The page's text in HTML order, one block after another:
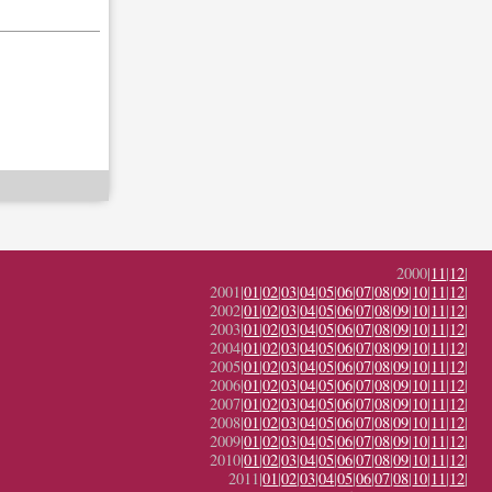
2000|11|12|
2001|01|02|03|04|05|06|07|08|09|10|11|12|
2002|01|02|03|04|05|06|07|08|09|10|11|12|
2003|01|02|03|04|05|06|07|08|09|10|11|12|
2004|01|02|03|04|05|06|07|08|09|10|11|12|
2005|01|02|03|04|05|06|07|08|09|10|11|12|
2006|01|02|03|04|05|06|07|08|09|10|11|12|
2007|01|02|03|04|05|06|07|08|09|10|11|12|
2008|01|02|03|04|05|06|07|08|09|10|11|12|
2009|01|02|03|04|05|06|07|08|09|10|11|12|
2010|01|02|03|04|05|06|07|08|09|10|11|12|
2011|01|02|03|04|05|06|07|08|10|11|12|